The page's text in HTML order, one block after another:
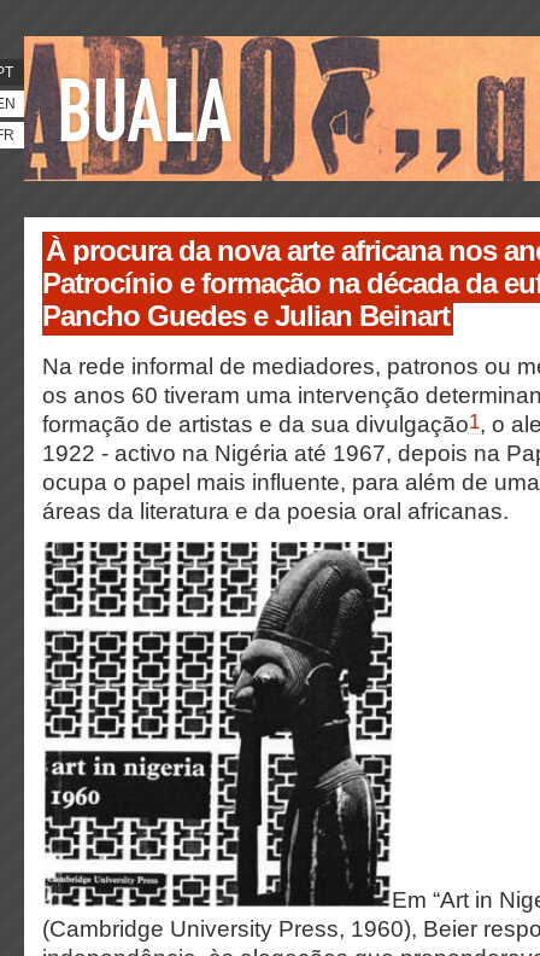
À procura da nova arte africana nos
Patrocínio e formação na década da
Pancho Guedes e Julian Beinart
Na rede informal de mediadores, patronos ou
os anos 60 tiveram uma intervenção
formação de artistas e da sua divulgação1, o
1922 - activo na Nigéria até 1967, depois na
ocupa o papel mais influente, para além de
áreas da literatura e da poesia oral africanas.
Em “Art in
(Cambridge University Press, 1960), Beier